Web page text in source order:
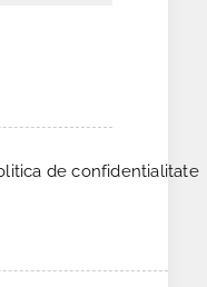
de confidentialitate